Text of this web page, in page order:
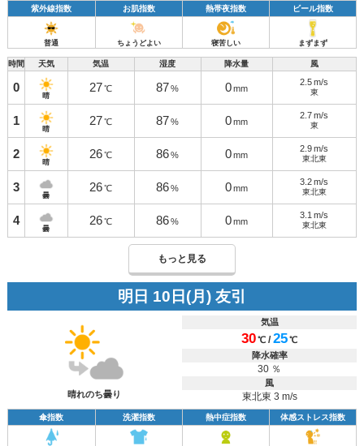
紫外線指数 お肌指数 熱帯夜指数 ビール指数
普通 ちょうどよい 寝苦しい まずまず
時間 天気 気温 湿度 降水量 風
0
晴
27 ℃ 87 % 0 mm
2.5 m/s
東
1
晴
27 ℃ 87 % 0 mm
2.7 m/s
東
2
晴
26 ℃ 86 % 0 mm
2.9 m/s
東北東
3
曇
26 ℃ 86 % 0 mm
3.2 m/s
東北東
4
曇
26 ℃ 86 % 0 mm
3.1 m/s
東北東
もっと見る
明日 10日(月) 友引
晴れのち曇り
気温
30℃ /25℃
降水確率
30 ％
風
東北東 3 m/s
傘指数 洗濯指数 熱中症指数 体感ストレス指数